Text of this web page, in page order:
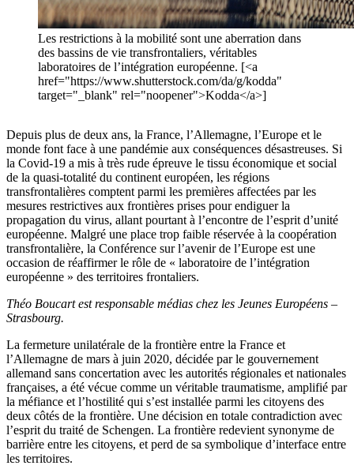
Les restrictions à la mobilité sont une aberration dans
des bassins de vie transfrontaliers, véritables
laboratoires de l’intégration européenne. [<a
href="https://www.shutterstock.com/da/g/kodda"
target="_blank" rel="noopener">Kodda</a>]
Depuis plus de deux ans, la France, l’Allemagne, l’Europe et le
monde font face à une pandémie aux conséquences désastreuses. Si
la Covid-19 a mis à très rude épreuve le tissu économique et social
de la quasi-totalité du continent européen, les régions
transfrontalières comptent parmi les premières affectées par les
mesures restrictives aux frontières prises pour endiguer la
propagation du virus, allant pourtant à l’encontre de l’esprit d’unité
européenne. Malgré une place trop faible réservée à la coopération
transfrontalière, la Conférence sur l’avenir de l’Europe est une
occasion de réaffirmer le rôle de « laboratoire de l’intégration
européenne » des territoires frontaliers.
Théo Boucart est responsable médias chez les Jeunes Européens –
Strasbourg.
La fermeture unilatérale de la frontière entre la France et
l’Allemagne de mars à juin 2020, décidée par le gouvernement
allemand sans concertation avec les autorités régionales et nationales
françaises, a été vécue comme un véritable traumatisme, amplifié par
la méfiance et l’hostilité qui s’est installée parmi les citoyens des
deux côtés de la frontière. Une décision en totale contradiction avec
l’esprit du traité de Schengen. La frontière redevient synonyme de
barrière entre les citoyens, et perd de sa symbolique d’interface entre
les territoires.